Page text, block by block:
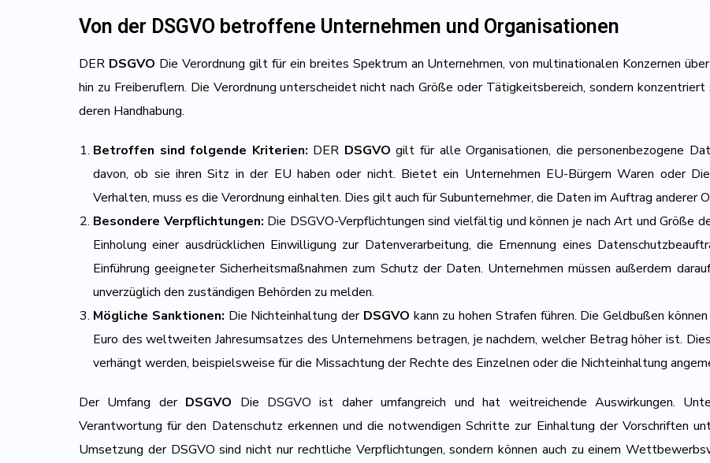
Von der DSGVO betroffene Unternehmen und Organisationen
DER DSGVO Die Verordnung gilt für ein breites Spektrum an Unternehmen, von multinationalen Konzernen
hin zu Freiberuflern. Die Verordnung unterscheidet nicht nach Größe oder Tätigkeitsbereich, sondern
deren Handhabung.
Betroffen sind folgende Kriterien: DER DSGVOgilt für alle Organisationen, die personenbezogene
davon, ob sie ihren Sitz in der EU haben oder nicht. Bietet ein Unternehmen EU-Bürgern Waren oder
Verhalten, muss es die Verordnung einhalten. Dies gilt auch für Subunternehmer, die Daten im Auftrag anderer
Besondere Verpflichtungen: Die DSGVO-Verpflichtungen sind vielfältig und können je nach Art und Größe
Einholung einer ausdrücklichen Einwilligung zur Datenverarbeitung, die Ernennung eines
Einführung geeigneter Sicherheitsmaßnahmen zum Schutz der Daten. Unternehmen müssen außerdem
unverzüglich den zuständigen Behörden zu melden.
Mögliche Sanktionen: Die Nichteinhaltung der DSGVO kann zu hohen Strafen führen. Die Geldbußen
Euro des weltweiten Jahresumsatzes des Unternehmens betragen, je nachdem, welcher Betrag höher ist.
verhängt werden, beispielsweise für die Missachtung der Rechte des Einzelnen oder die Nichteinhaltung
Der Umfang der DSGVO Die DSGVO ist daher umfangreich und hat weitreichende Auswirkungen.
Verantwortung für den Datenschutz erkennen und die notwendigen Schritte zur Einhaltung der Vorschriften
Umsetzung der DSGVO sind nicht nur rechtliche Verpflichtungen, sondern können auch zu einem